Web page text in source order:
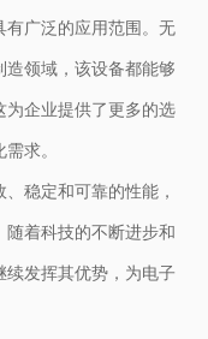
广泛的应用范围。无
领域，该设备都能够
企业提供了更多的选
求。
稳定和可靠的性能，
着科技的不断进步和
发挥其优势，为电子